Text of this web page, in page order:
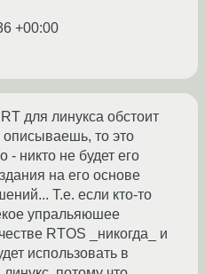
+00:00
для линукса обстоит
описываешь, то это
- никто не будет его
на его основе
Т.е. если кто-то
упральяюшее
RTOS _никогда_ и
использовать в